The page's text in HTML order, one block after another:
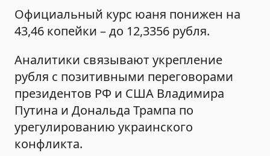
Официальный курс юаня понижен на
43,46 копейки – до 12,3356 рубля.
Аналитики связывают укрепление
рубля с позитивными переговорами
президентов РФ и США Владимира
Путина и Дональда Трампа по
урегулированию украинского
конфликта.